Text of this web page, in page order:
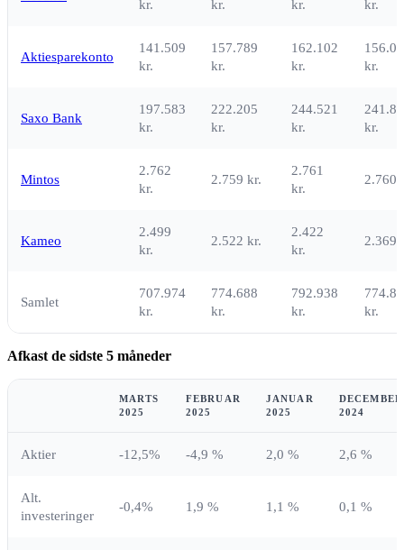
kr.
kr.
kr.
kr.
Aktiesparekonto
141.509
kr.
157.789
kr.
162.102
kr.
kr.
Saxo Bank
197.583
kr.
222.205
kr.
244.521
kr.
kr.
Mintos
2.762
kr.
2.759 kr.
2.761
kr.
2.760
Kameo
2.499
kr.
2.522 kr.
2.422
kr.
2.369
Samlet
707.974
kr.
774.688
kr.
792.938
kr.
kr.
Afkast de sidste 5 måneder
MARTS
2025
FEBRUAR
2025
JANUAR
2025
DECEMBER
2024
Aktier -12,5% -4,9 % 2,0 % 2,6 %
Alt.
investeringer
-0,4% 1,9 % 1,1 % 0,1 %